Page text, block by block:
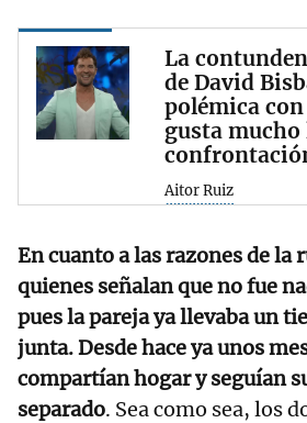
La
de David
polémica con
gusta mucho
Aitor Ruiz
En cuanto a las razones de la
quienes señalan que no fue
pues la pareja ya llevaba un
junta. Desde hace ya unos
compartían hogar y seguían
separado. Sea como sea, los